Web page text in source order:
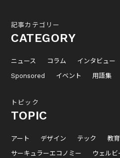
記事カテゴリー
CATEGORY
ニュース コラム インタビュー
Sponsored
イベント 用語集
トピック
TOPIC
アート デザイン テック 教育
サーキュラーエコノミー
ウェル